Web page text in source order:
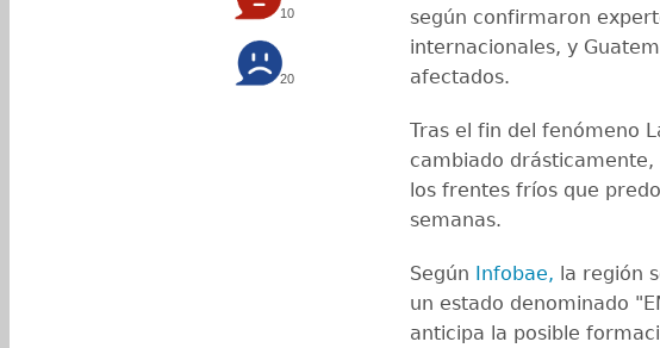
10
20
según confirmaron
internacionales, y
afectados.
Tras el fin del fenómeno
cambiado
los frentes fríos que
semanas.
Según Infobae, la región
un estado denominado
anticipa la posible